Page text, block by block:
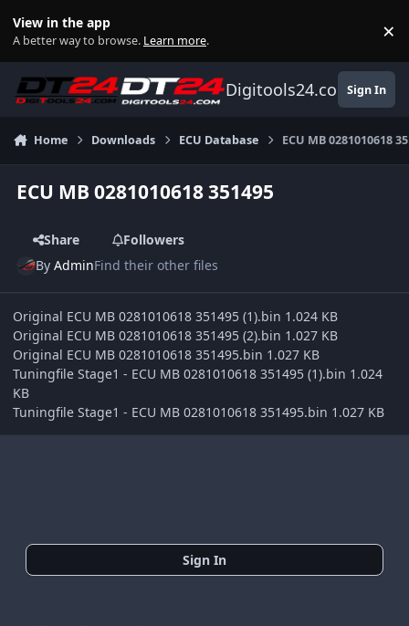
View in the app
A better way to browse. Learn more. ×
Digitools24.comSign In
Home Downloads ECU Database ECU MB 0281010618
ECU MB 0281010618 351495
Share
Followers
ByAdminFind their other files
Original ECU MB 0281010618 351495 (1).bin 1.024 KB
Original ECU MB 0281010618 351495 (2).bin 1.027 KB
Original ECU MB 0281010618 351495.bin 1.027 KB
Tuningfile Stage1 - ECU MB 0281010618 351495 (1).bin 1.024
KB
Tuningfile Stage1 - ECU MB 0281010618 351495.bin 1.027 KB
Sign In